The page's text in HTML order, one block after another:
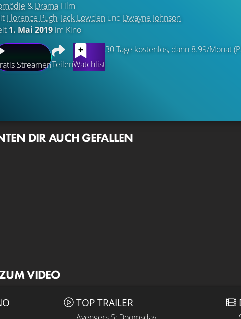
& Drama Film
Florence Pugh, Jack Lowden und Dwayne Johnson
1. Mai 2019im Kino
StreamenTeilenWatchlist
30 Tage kostenlos, dann 8.99/Monat
DIR AUCH GEFALLEN
VIDEO
TOP TRAILER